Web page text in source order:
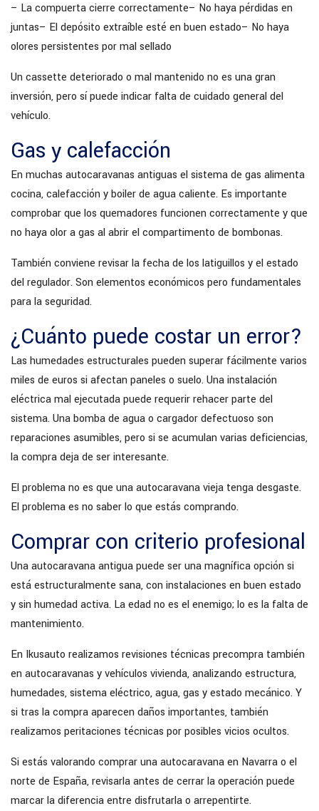
– La compuerta cierre correctamente– No haya pérdidas en
juntas– El depósito extraíble esté en buen estado– No haya
olores persistentes por mal sellado
Un cassette deteriorado o mal mantenido no es una gran
inversión, pero sí puede indicar falta de cuidado general del
vehículo.
Gas y calefacción
En muchas autocaravanas antiguas el sistema de gas alimenta
cocina, calefacción y boiler de agua caliente. Es importante
comprobar que los quemadores funcionen correctamente y que
no haya olor a gas al abrir el compartimento de bombonas.
También conviene revisar la fecha de los latiguillos y el estado
del regulador. Son elementos económicos pero fundamentales
para la seguridad.
¿Cuánto puede costar un error?
Las humedades estructurales pueden superar fácilmente varios
miles de euros si afectan paneles o suelo. Una instalación
eléctrica mal ejecutada puede requerir rehacer parte del
sistema. Una bomba de agua o cargador defectuoso son
reparaciones asumibles, pero si se acumulan varias deficiencias,
la compra deja de ser interesante.
El problema no es que una autocaravana vieja tenga desgaste.
El problema es no saber lo que estás comprando.
Comprar con criterio profesional
Una autocaravana antigua puede ser una magnífica opción si
está estructuralmente sana, con instalaciones en buen estado
y sin humedad activa. La edad no es el enemigo; lo es la falta de
mantenimiento.
En Ikusauto realizamos revisiones técnicas precompra también
en autocaravanas y vehículos vivienda, analizando estructura,
humedades, sistema eléctrico, agua, gas y estado mecánico. Y
si tras la compra aparecen daños importantes, también
realizamos peritaciones técnicas por posibles vicios ocultos.
Si estás valorando comprar una autocaravana en Navarra o el
norte de España, revisarla antes de cerrar la operación puede
marcar la diferencia entre disfrutarla o arrepentirte.